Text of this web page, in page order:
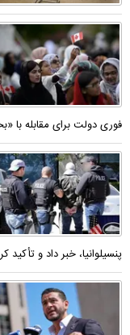
فوری دولت برای مقابله با
پنسیلوانیا، خبر داد و